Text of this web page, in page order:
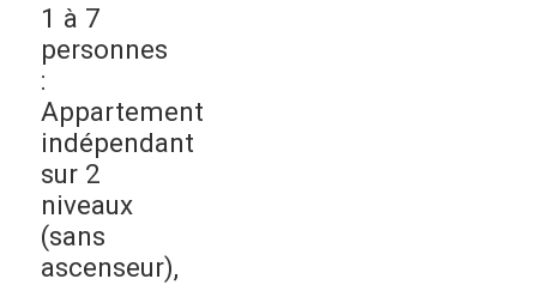
1 à 7
personnes
:
Appartement
indépendant
sur 2
niveaux
(sans
ascenseur),